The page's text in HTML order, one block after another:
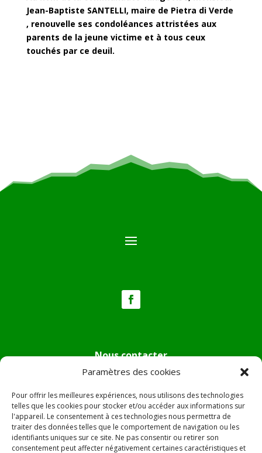
Paramètres des cookies
Pour offrir les meilleures expériences, nous utilisons des technologies
telles que les cookies pour stocker et/ou accéder aux informations sur
l'appareil. Le consentement à ces technologies nous permettra de
traiter des données telles que le comportement de navigation ou les
identifiants uniques sur ce site. Ne pas consentir ou retirer son
consentement peut affecter négativement certaines caractéristiques et
Jean-Baptiste SANTELLI, maire de Pietra di Verde
, renouvelle ses condoléances attristées aux
parents de la jeune victime et à tous ceux
touchés par ce deuil.
Nous contacter
Tél :04.95.36.24.02
Mail:
mairie.pietradiverde@wanadoo.fr
Adresse :Hôtel de ville de Pietra di Verde
Le village
20230 Pietra di Verde